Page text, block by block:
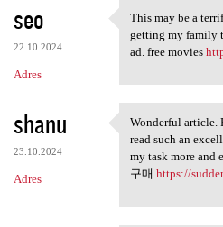
a
r
z
seo
22.10.2024
Adres
This may be a
This may be a
getting my family
ad. free movies
shanu
23.10.2024
Adres
Wonderful
Wonderful article.
read such an
my task more and
구매 https://